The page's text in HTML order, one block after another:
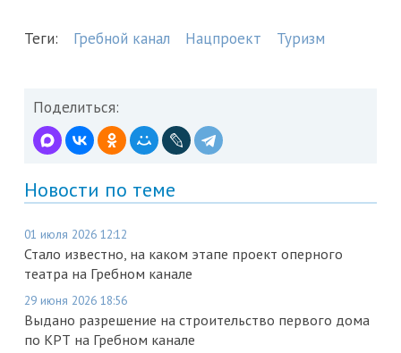
Теги: Гребной канал Нацпроект Туризм
Поделиться:
Новости по теме
01 июля 2026 12:12
Стало известно, на каком этапе проект оперного
театра на Гребном канале
29 июня 2026 18:56
Выдано разрешение на строительство первого дома
по КРТ на Гребном канале